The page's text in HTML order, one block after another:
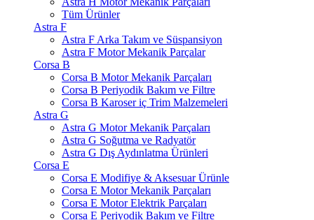
Tüm Ürünler
Astra F
Astra F Arka Takım ve Süspansiyon
Astra F Motor Mekanik Parçalar
Corsa B
Corsa B Motor Mekanik Parçaları
Corsa B Periyodik Bakım ve Filtre
Corsa B Karoser iç Trim Malzemeleri
Astra G
Astra G Motor Mekanik Parçaları
Astra G Soğutma ve Radyatör
Astra G Dış Aydınlatma Ürünleri
Corsa E
Corsa E Modifiye & Aksesuar Ürünle
Corsa E Motor Mekanik Parçaları
Corsa E Motor Elektrik Parçaları
Corsa E Periyodik Bakım ve Filtre